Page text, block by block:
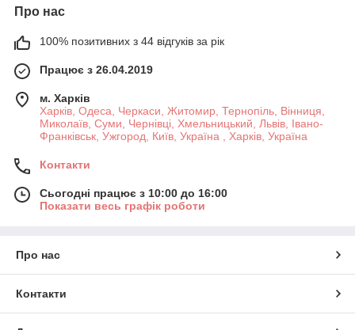
Про нас
100% позитивних з 44 відгуків за рік
Працює з 26.04.2019
м. Харків
Харків, Одеса, Черкаси, Житомир, Тернопіль, Вінниця,
Миколаїв, Суми, Чернівці, Хмельницький, Львів, Івано-
Франківськ, Ужгород, Київ, Україна , Харків, Україна
Контакти
Сьогодні працює з 10:00 до 16:00
Показати весь графік роботи
Про нас
Контакти